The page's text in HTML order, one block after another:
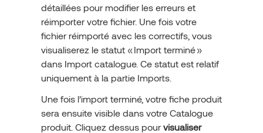
détaillées pour modifier les erreurs et
réimporter votre fichier. Une fois votre
fichier réimporté avec les correctifs, vous
visualiserez le statut « Import terminé »
dans Import catalogue. Ce statut est relatif
uniquement à la partie Imports.
Une fois l’import terminé, votre fiche produit
sera ensuite visible dans votre Catalogue
produit. Cliquez dessus pour visualiser